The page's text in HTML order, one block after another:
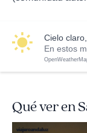
cielo
En estos
Qué ver en
viajeroandaluz